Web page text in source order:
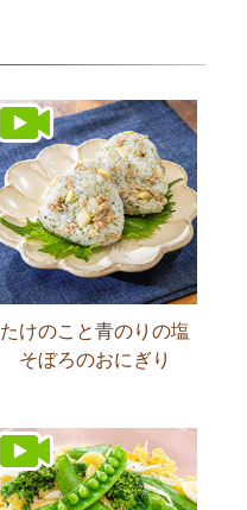
たけのこと青のりの塩
そぼろのおにぎり